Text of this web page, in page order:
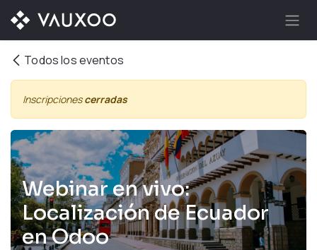
Ir al contenido
Todos los eventos
Inscripcionescerradas
Webinar en vivo:
Localización de Ecuador
en Odoo